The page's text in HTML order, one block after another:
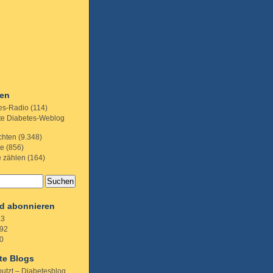
Radio (114)
Diabetes-Weblog
(9.348)
(856)
zählen (164)
abonnieren
Blogs
– Diabetesblog